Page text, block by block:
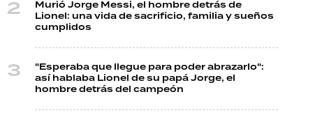
Murió Jorge Messi, el hombre detrás de
Lionel: una vida de sacrificio, familia y sueños
cumplidos
"Esperaba que llegue para poder abrazarlo":
así hablaba Lionel de su papá Jorge, el
hombre detrás del campeón